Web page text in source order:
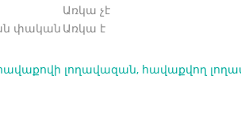
Առկա չէ
փական Առկա է
լողավազան, հավաքվող